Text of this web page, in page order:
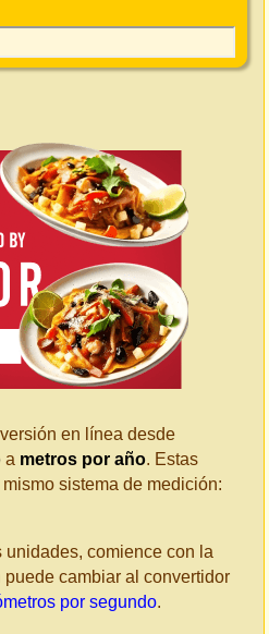
en línea desde
a metros por año. Estas
sistema de medición:
comience con la
cambiar al convertidor
por segundo.